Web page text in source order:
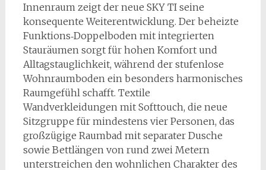
Innenraum zeigt der neue SKY TI seine
konsequente Weiterentwicklung. Der beheizte
Funktions‐Doppelboden mit integrierten
Stauräumen sorgt für hohen Komfort und
Alltagstauglichkeit, während der stufenlose
Wohnraumboden ein besonders harmonisches
Raumgefühl schafft. Textile
Wandverkleidungen mit Softtouch, die neue
Sitzgruppe für mindestens vier Personen, das
großzügige Raumbad mit separater Dusche
sowie Bettlängen von rund zwei Metern
unterstreichen den wohnlichen Charakter des